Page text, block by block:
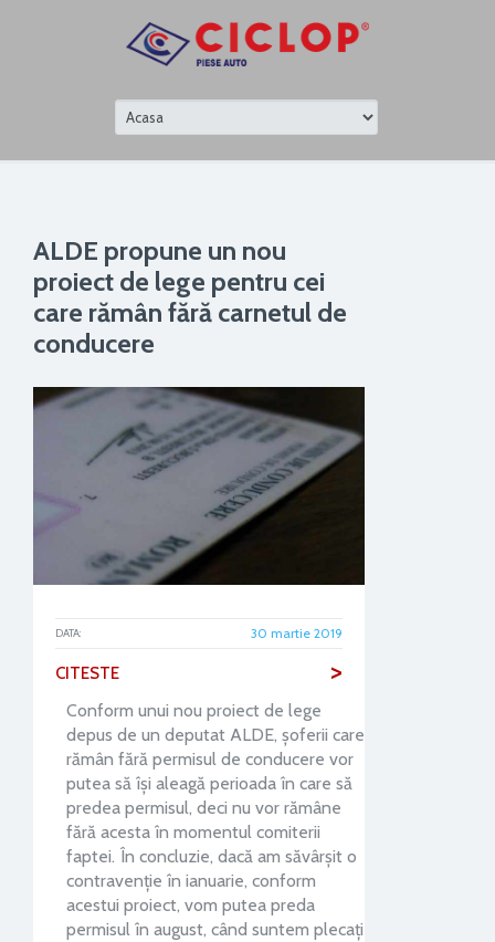
ALDE propune un nou
proiect de lege pentru cei
care rămân fără carnetul de
conducere
DATA: 30 martie 2019
CITESTE >
Conform unui nou proiect de lege
depus de un deputat ALDE, șoferii care
rămân fără permisul de conducere vor
putea să își aleagă perioada în care să
predea permisul, deci nu vor rămâne
fără acesta în momentul comiterii
faptei. În concluzie, dacă am săvârșit o
contravenție în ianuarie, conform
acestui proiect, vom putea preda
permisul în august, când suntem plecați